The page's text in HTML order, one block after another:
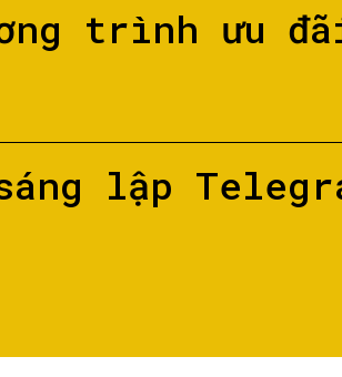
trình ưu
lập